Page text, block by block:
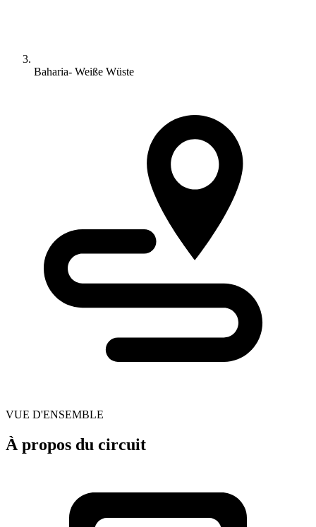
Baharia- Weiße Wüste
VUE D'ENSEMBLE
À propos du circuit